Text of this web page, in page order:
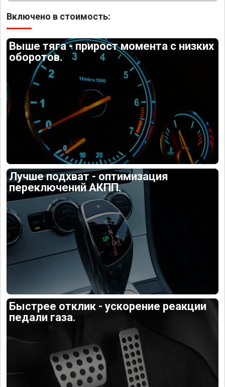
Включено в стоимость:
Выше тяга - прирост момента с низких
оборотов.
Лучше подхват - оптимизация
переключений АКПП.
Быстрее отклик - ускорение реакции
педали газа.